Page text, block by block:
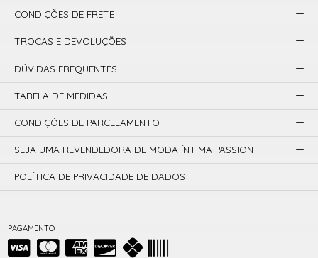
PAGAMENTO
CONDIÇÕES DE FRETE
TROCAS E DEVOLUÇÕES
DÚVIDAS FREQUENTES
TABELA DE MEDIDAS
CONDIÇÕES DE PARCELAMENTO
SEJA UMA REVENDEDORA DE MODA ÍNTIMA PASSION
POLÍTICA DE PRIVACIDADE DE DADOS